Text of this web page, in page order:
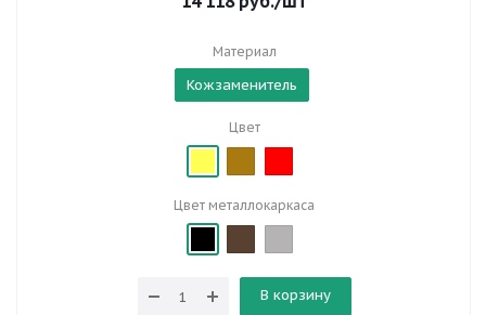
Материал
Кожзаменитель
Цвет
Цвет металлокаркаса
В корзину